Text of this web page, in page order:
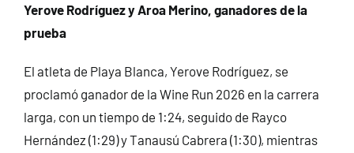
Yerove Rodríguez y Aroa Merino, ganadores de la
prueba
El atleta de Playa Blanca, Yerove Rodríguez, se
proclamó ganador de la Wine Run 2026 en la carrera
larga, con un tiempo de 1:24, seguido de Rayco
Hernández (1:29) y Tanausú Cabrera (1:30), mientras